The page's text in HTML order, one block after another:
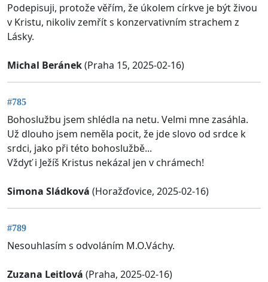
Podepisuji, protože věřím, že úkolem církve je být živou
v Kristu, nikoliv zemřít s konzervativním strachem z
Lásky.
Michal Beránek(Praha 15, 2025-02-16)
#785
Bohoslužbu jsem shlédla na netu. Velmi mne zasáhla.
Už dlouho jsem neměla pocit, že jde slovo od srdce k
srdci, jako při této bohoslužbě...
Vždyť i Ježíš Kristus nekázal jen v chrámech!
Simona Sládková (Horažďovice, 2025-02-16)
#789
Nesouhlasím s odvoláním M.O.Váchy.
Zuzana Leitlová (Praha, 2025-02-16)